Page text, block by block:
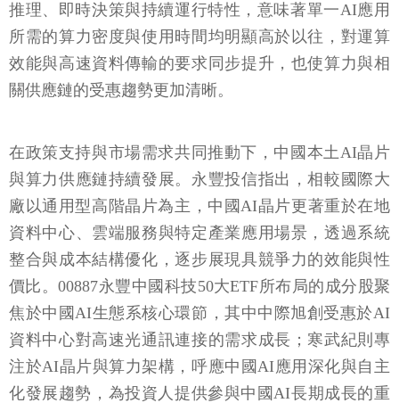
推理、即時決策與持續運行特性，意味著單一AI應用
所需的算力密度與使用時間均明顯高於以往，對運算
效能與高速資料傳輸的要求同步提升，也使算力與相
關供應鏈的受惠趨勢更加清晰。
在政策支持與市場需求共同推動下，中國本土AI晶片
與算力供應鏈持續發展。永豐投信指出，相較國際大
廠以通用型高階晶片為主，中國AI晶片更著重於在地
資料中心、雲端服務與特定產業應用場景，透過系統
整合與成本結構優化，逐步展現具競爭力的效能與性
價比。00887永豐中國科技50大ETF所布局的成分股聚
焦於中國AI生態系核心環節，其中中際旭創受惠於AI
資料中心對高速光通訊連接的需求成長；寒武紀則專
注於AI晶片與算力架構，呼應中國AI應用深化與自主
化發展趨勢，為投資人提供參與中國AI長期成長的重